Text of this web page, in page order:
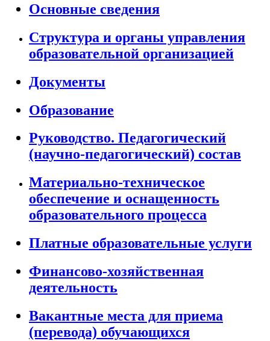
Основные сведения
Структура и органы управления
образовательной организацией
Документы
Образование
Руководство. Педагогический
(научно-педагогический) состав
Материально-техническое
обеспечение и оснащенность
образовательного процесса
Платные образовательные услуги
Финансово-хозяйственная
деятельность
Вакантные места для приема
(перевода) обучающихся